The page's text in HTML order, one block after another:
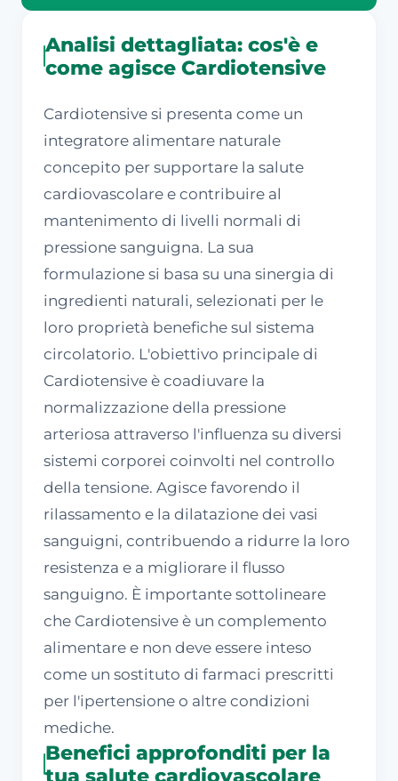
Analisi dettagliata: cos'è e
come agisce Cardiotensive
Cardiotensive si presenta come un
integratore alimentare naturale
concepito per supportare la salute
cardiovascolare e contribuire al
mantenimento di livelli normali di
pressione sanguigna. La sua
formulazione si basa su una sinergia di
ingredienti naturali, selezionati per le
loro proprietà benefiche sul sistema
circolatorio. L'obiettivo principale di
Cardiotensive è coadiuvare la
normalizzazione della pressione
arteriosa attraverso l'influenza su diversi
sistemi corporei coinvolti nel controllo
della tensione. Agisce favorendo il
rilassamento e la dilatazione dei vasi
sanguigni, contribuendo a ridurre la loro
resistenza e a migliorare il flusso
sanguigno. È importante sottolineare
che Cardiotensive è un complemento
alimentare e non deve essere inteso
come un sostituto di farmaci prescritti
per l'ipertensione o altre condizioni
mediche.
Benefici approfonditi per la
tua salute cardiovascolare